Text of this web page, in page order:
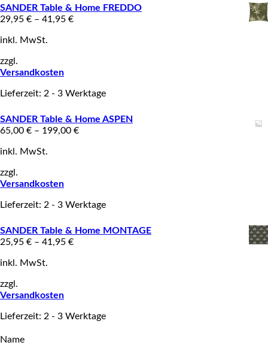
SANDER Table & Home FREDDO
29,95 € – 41,95 €
inkl. MwSt.
zzgl.
Versandkosten
Lieferzeit: 2 - 3 Werktage
SANDER Table & Home ASPEN
65,00 € – 199,00 €
inkl. MwSt.
zzgl.
Versandkosten
Lieferzeit: 2 - 3 Werktage
SANDER Table & Home MONTAGE
25,95 € – 41,95 €
inkl. MwSt.
zzgl.
Versandkosten
Lieferzeit: 2 - 3 Werktage
Name